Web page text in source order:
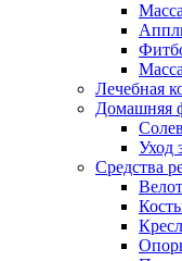
Лечебная
Домашняя
Уход
Средства